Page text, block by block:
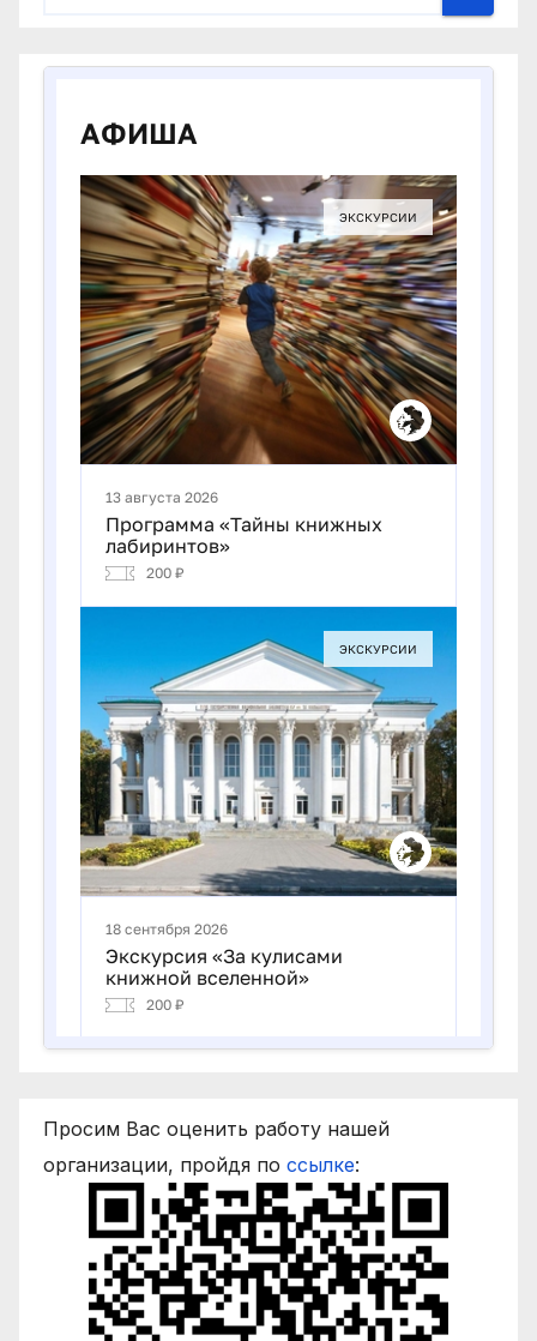
Просим Вас оценить работу нашей
организации, пройдя по ссылке: